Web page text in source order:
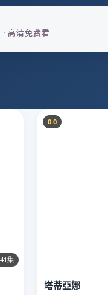
· 高清免费看
集
0.0
塔蒂亞娜